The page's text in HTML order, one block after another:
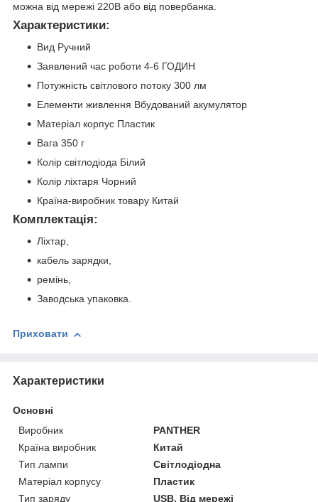
можна від мережі 220В або від повербанка.
Характеристики:
Вид Ручний
Заявлений час роботи 4-6 ГОДИН
Потужність світлового потоку 300 лм
Елементи живлення Вбудований акумулятор
Матеріал корпус Пластик
Вага 350 г
Колір світлодіода Білий
Колір ліхтаря Чорний
Країна-виробник товару Китай
Комплектація:
Ліхтар,
кабель зарядки,
ремінь,
Заводська упаковка.
Приховати
Характеристики
Основні
Виробник
PANTHER
Країна виробник
Китай
Тип лампи
Світлодіодна
Матеріал корпусу
Пластик
Тип заряду
USB, Від мережі